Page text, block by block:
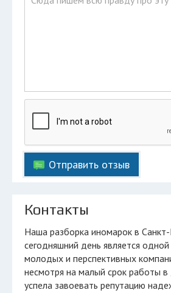
Отправить отзыв
Контакты
Наша разборка иномарок в Санкт-Петербурге на
сегодняшний день является
молодых и перспективных
несмотря на малый срок работы
успела завоевать репутацию